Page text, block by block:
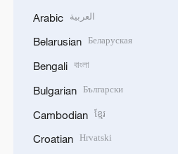
Arabic العربية
Belarusian Беларуская
Bengali বাংলা
Bulgarian Български
Cambodian ខ្មែរ
Croatian Hrvatski